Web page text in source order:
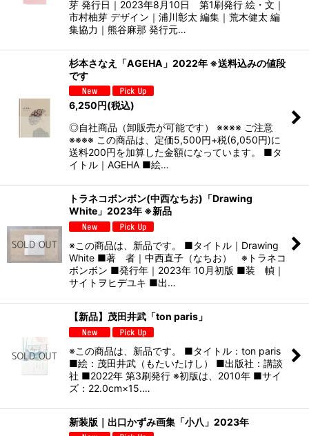
芽 発行日｜2023年8月10日 第1刷発行 絵・文｜
市村柚芽 デザイン｜浦川彰太 編集｜荒木健太 編
集協力｜熊谷麻那 発行元…
杉本さなえ「AGEHA」2022年 ※送料込みの値段
です
6,250円(税込)
◎自社商品（卸販売が可能です） ※※※※ ご注意
※※※※ この商品は、定価5,500円+税(6,050円)に
送料200円を加算した金額になっています。 ■タ
イトル｜AGEHA ■絵…
トラネコボンボン(中西なちお)「Drawing
White」2023年 ※新品
※この商品は、新品です。 ■タイトル｜Drawing
White ■著 者｜中西直子（なちお） ※トラネコ
ボンボン ■発行年｜2023年 10月初版 ■装 幀｜
サイトヲヒデユキ ■出…
【新品】茂田井武「ton paris」
※この商品は、新品です。 ■タイトル：ton paris
■絵：茂田井武（もたいたけし） ■出版社：講談
社 ■2022年 第3刷発行 ※初版は、2010年 ■サイ
ズ：22.0cm×15.…
新装版｜出口かずみ画集「小八」2023年